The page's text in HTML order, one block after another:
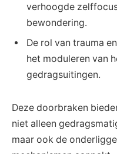
verhoogde
bewondering.
De rol van trauma
het moduleren van
gedragsuitingen.
Deze doorbraken
niet alleen
maar ook de